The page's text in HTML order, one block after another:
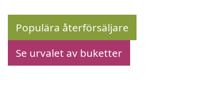
Populära återförsäljare
Se urvalet av buketter